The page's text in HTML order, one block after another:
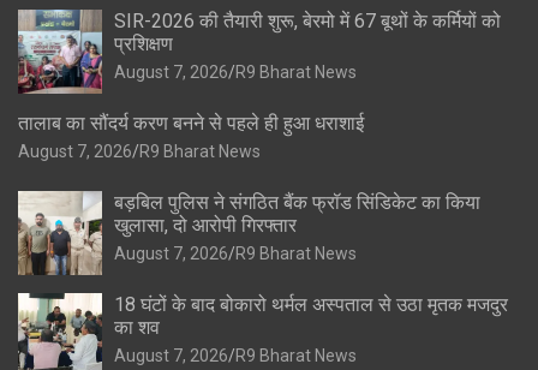
SIR-2026 की तैयारी शुरू, बेरमो में 67 बूथों के कर्मियों को
प्रशिक्षण
August 7, 2026 R9 Bharat News
तालाब का सौंदर्य करण बनने से पहले ही हुआ धराशाई
August 7, 2026 R9 Bharat News
बड़बिल पुलिस ने संगठित बैंक फ्रॉड सिंडिकेट का किया
खुलासा, दो आरोपी गिरफ्तार
August 7, 2026 R9 Bharat News
18 घंटों के बाद बोकारो थर्मल अस्पताल से उठा मृतक मजदुर
का शव
August 7, 2026 R9 Bharat News